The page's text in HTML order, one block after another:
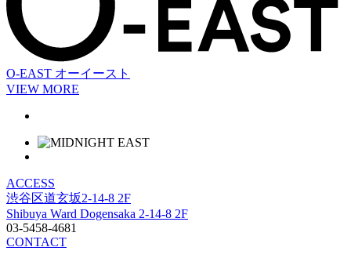
O-EAST オーイースト
VIEW MORE
ACCESS
渋谷区道玄坂2-14-8 2F
Shibuya Ward Dogensaka 2-14-8 2F
03-5458-4681
CONTACT